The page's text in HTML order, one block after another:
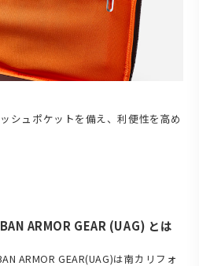
シュポケットを備え、利便性を高め
ARMOR GEAR (UAG) とは
ARMOR GEAR(UAG)は南カリフォ